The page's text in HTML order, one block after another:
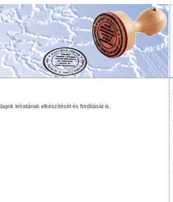
leíratának elkészítését és fordítását is.